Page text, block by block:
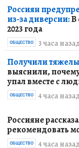
Россиян
из-за диверсии:В
2023 года
3 часа назад
ОБЩЕСТВО
Получили
выяснили,
упал вместе с
4 часа назад
ОБЩЕСТВО
Россияне
рекомендовать
4 часа назад
ОБЩЕСТВО